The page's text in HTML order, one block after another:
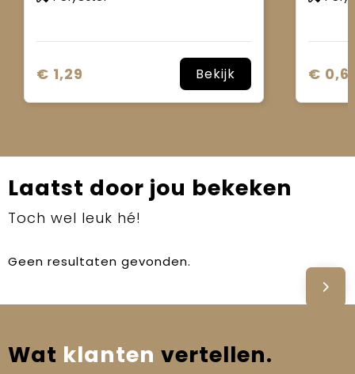
€ 1,29 Bekijk €
Laatst door jou bekeken
Toch wel leuk hé!
Geen resultaten gevonden.
Wat klanten vertellen.